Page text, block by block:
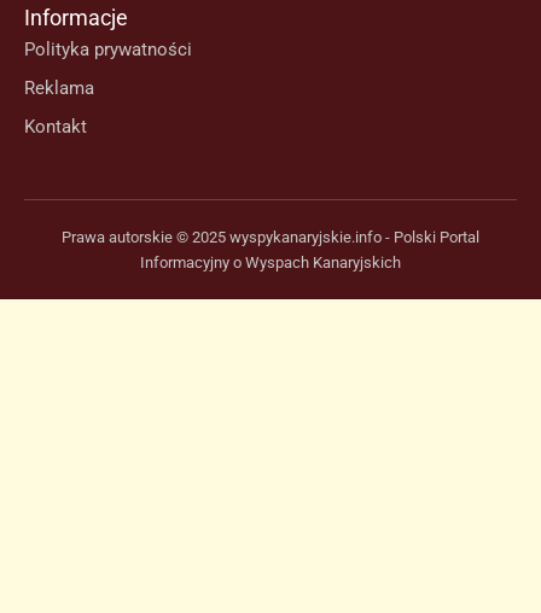
Informacje
Polityka prywatności
Reklama
Kontakt
Prawa autorskie © 2025 wyspykanaryjskie.info - Polski Portal
Informacyjny o Wyspach Kanaryjskich